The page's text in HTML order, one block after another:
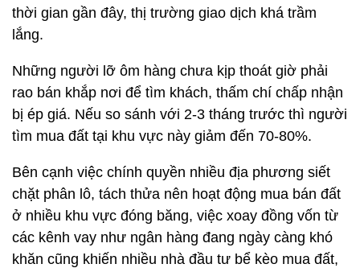
thời gian gần đây, thị trường giao dịch khá trầm
lắng.
Những người lỡ ôm hàng chưa kịp thoát giờ phải
rao bán khắp nơi để tìm khách, thấm chí chấp nhận
bị ép giá. Nếu so sánh với 2-3 tháng trước thì người
tìm mua đất tại khu vực này giảm đến 70-80%.
Bên cạnh việc chính quyền nhiều địa phương siết
chặt phân lô, tách thửa nên hoạt động mua bán đất
ở nhiều khu vực đóng băng, việc xoay đồng vốn từ
các kênh vay như ngân hàng đang ngày càng khó
khăn cũng khiến nhiều nhà đầu tư bể kèo mua đất,